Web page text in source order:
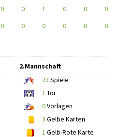
0 0 1 0 0
0
0 0 0 0 0 0
2.Mannschaft
23 Spiele
1 Tor
0Vorlagen
3 Gelbe Karten
1 Gelb-Rote Karte